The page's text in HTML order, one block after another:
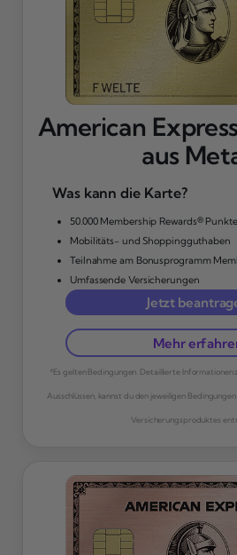
American
aus
Was kann die Karte?
50.000 Membership Rewards®
Mobilitäts- und Shoppingguthaben
Teilnahme am Bonusprogramm
Umfassende Versicherungen
Jetzt
Mehr
*Es gelten Bedingungen. Detaillierte Informationen
Ausschlüssen, kannst du den jeweiligen
Versicherungsproduktes